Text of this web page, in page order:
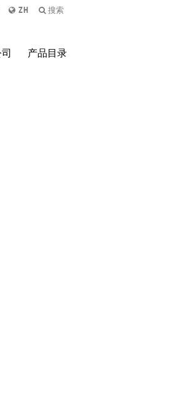
ZH 搜索
产品目录